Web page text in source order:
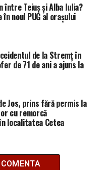
între Teiuș și Alba Iulia?
noul PUG al orașului
de la Stremț în
de 71 de ani a ajuns la
Jos, prins fără permis la
cu remorcă
localitatea Cetea